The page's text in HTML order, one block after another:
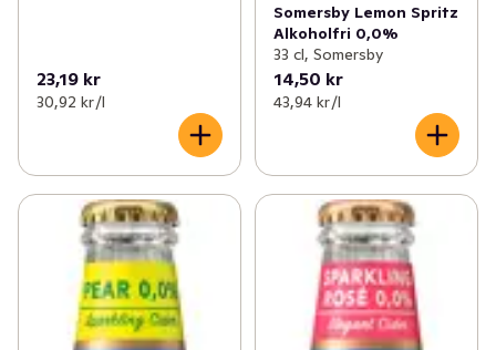
23,19 kr
30,92 kr /l
Somersby Lemon Spritz
Alkoholfri 0,0%
33 cl, Somersby
14,50 kr
43,94 kr /l